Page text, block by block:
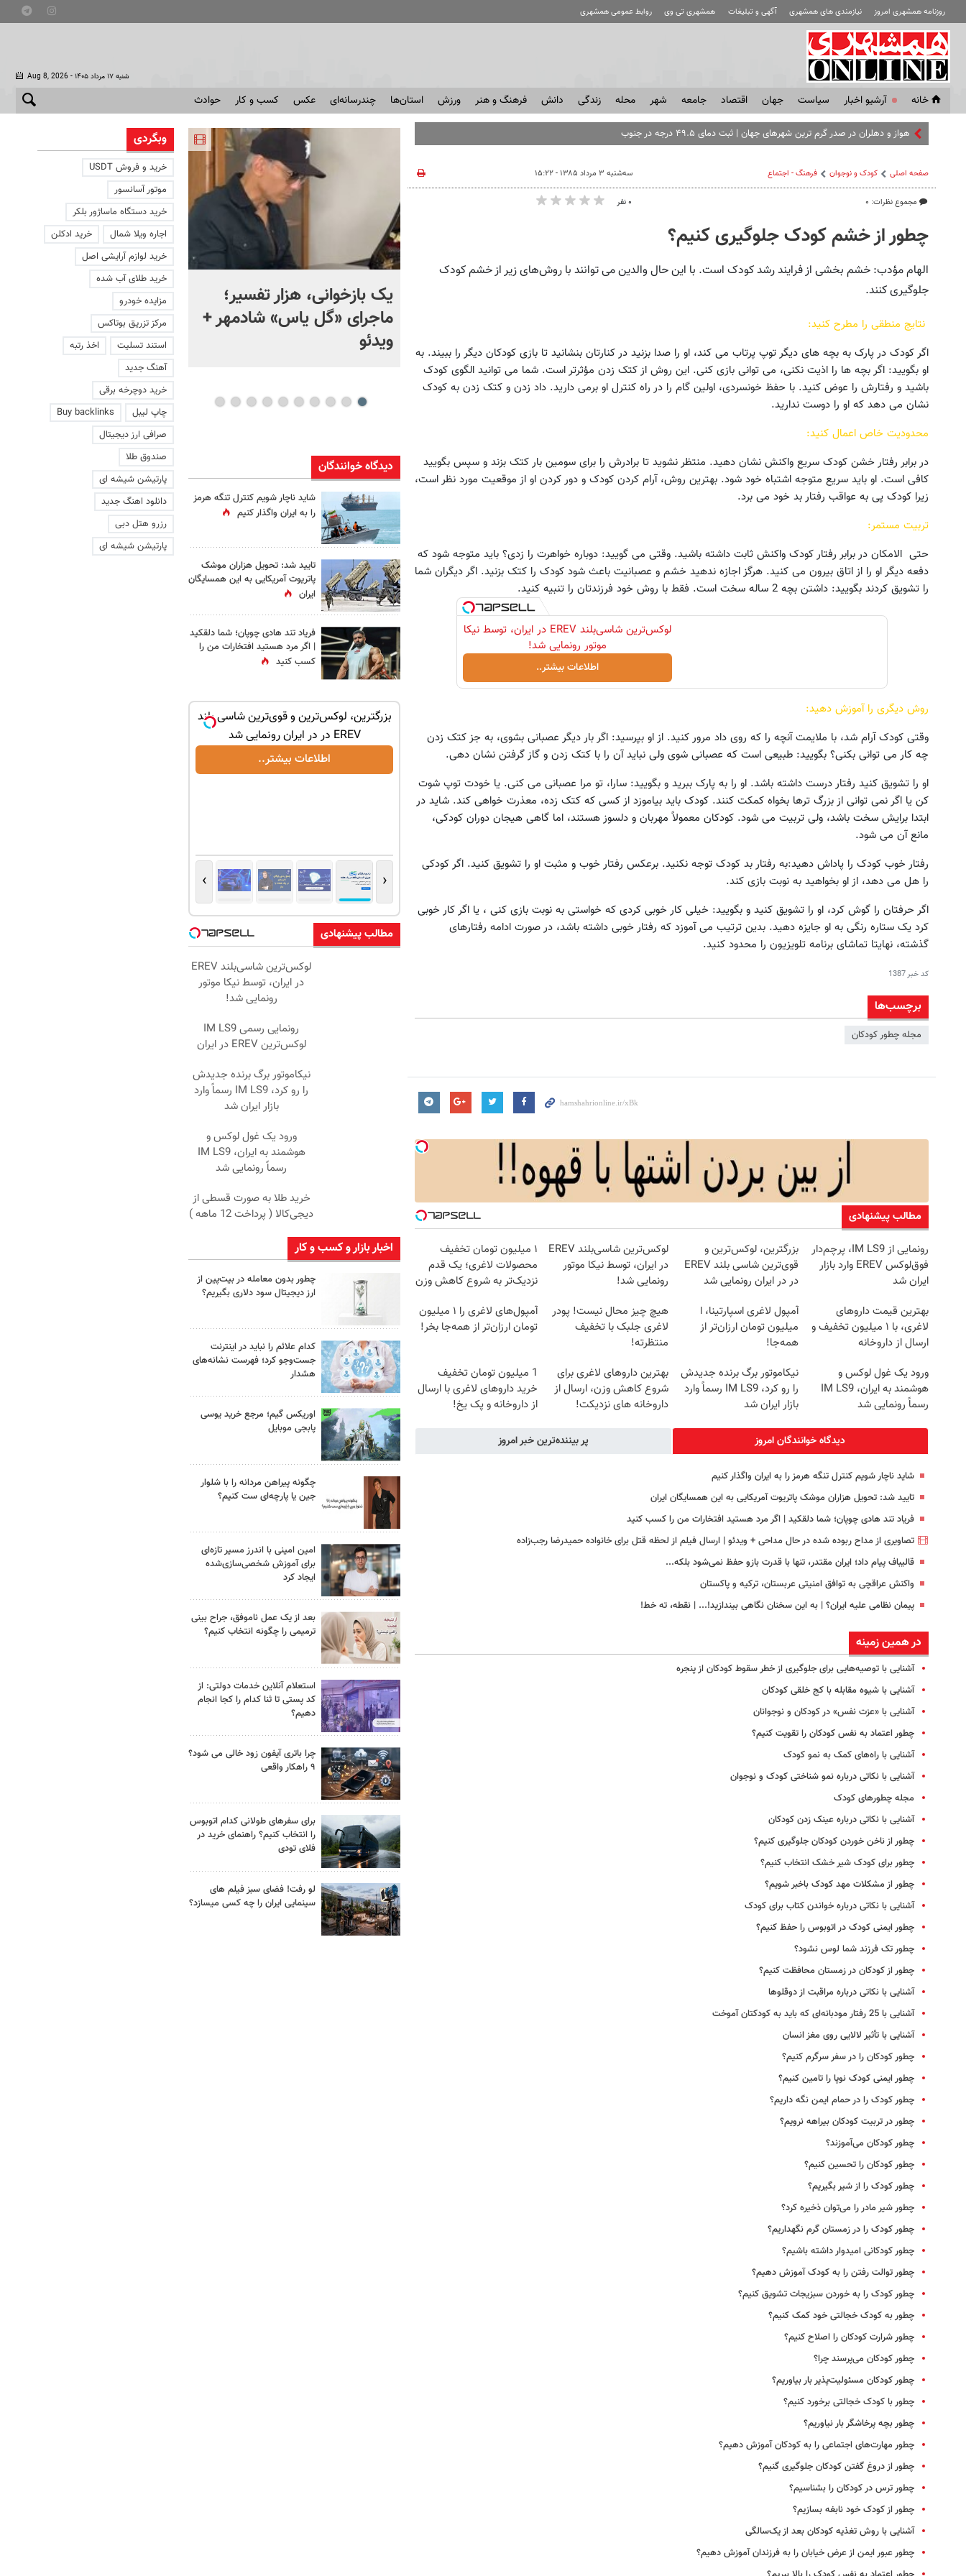
روزنامه همشهری امروز نیازمندی های همشهری آگهی و تبلیغات همشهری تی وی روابط عمومی همشهری
Aug 8, 2026 - شنبه ۱۷ مرداد ۱۴۰۵
خانه آرشیو اخبار سياست جهان اقتصاد جامعه شهر محله زندگی دانش فرهنگ و هنر ورزش استان‌ها چندرسانه‌ای عکس کسب و کار حوادث
هواز و دهلران در صدر گرم‌ ترین شهرهای جهان | ثبت دمای ۴۹.۵ درجه در جنوب
صفحه اصلی کودک و نوجوان فرهنگ - اجتماع
مجموع نظرات: ۰
سه‌شنبه ۳ مرداد ۱۳۸۵ - ۱۵:۲۲
۰ نفر
چطور از خشم کودک جلوگیری کنیم؟
الهام مؤدب: خشم بخشی از فرایند رشد کودک است. با این حال والدین می توانند با روش‌های زیر از خشم کودک
جلوگیری کنند.
نتایج منطقی را مطرح کنید:
اگر کودک در پارک به بچه های دیگر توپ پرتاب می کند، او را صدا بزنید در کنارتان بنشانید تا بازی کودکان دیگر را ببیند. به
او بگویید: اگر بچه ها را اذیت نکنی، می توانی بازی کنی. این روش از کتک زدن مؤثرتر است. شما می توانید الگوی کودک
باشید و رفتارش را عوض کنید. با حفظ خونسردی، اولین گام را در راه کنترل او برمی دارید. داد زدن و کتک زدن به کودک
نشان می دهد که او را دوست ندارید.
محدودیت خاص اعمال کنید:
در برابر رفتار خشن کودک سریع واکنش نشان دهید. منتظر نشوید تا برادرش را برای سومین بار کتک بزند و سپس بگویید
کافی است. او باید سریع متوجه اشتباه خود شود. بهترین روش، آرام کردن کودک و دور کردن او از موقعیت مورد نظر است،
زیرا کودک پی به عواقب رفتار بد خود می برد.
تربیت مستمر:
حتی الامکان در برابر رفتار کودک واکنش ثابت داشته باشید. وقتی می گویید: دوباره خواهرت را زدی؟ باید متوجه شود که
دفعه دیگر او را از اتاق بیرون می کنید. هرگز اجازه ندهید خشم و عصبانیت باعث شود کودک را کتک بزنید. اگر دیگران شما
را تشویق کردند بگویید: داشتن بچه 2 ساله سخت است. فقط با روش خود فرزندتان را تنبیه کنید.
لوکس‌ترین شاسی‌بلند EREV در ایران، توسط نیکا
موتور رونمایی شد!
اطلاعات بیشتر..
روش دیگری را آموزش دهید:
وقتی کودک آرام شد، با ملایمت آنچه را که روی داد مرور کنید. از او بپرسید: اگر بار دیگر عصبانی بشوی، به جز کتک زدن
چه کار می توانی بکنی؟ بگویید: طبیعی است که عصبانی شوی ولی نباید آن را با کتک زدن و گاز گرفتن نشان دهی.
او را تشویق کنید رفتار درست داشته باشد. او را به پارک ببرید و بگویید: سارا، تو مرا عصبانی می کنی. یا خودت توپ شوت
کن یا اگر نمی توانی از بزرگ ترها بخواه کمکت کنند. کودک باید بیاموزد از کسی که کتک زده، معذرت خواهی کند. شاید در
ابتدا برایش سخت باشد، ولی تربیت می شود. کودکان معمولاً مهربان و دلسوز هستند، اما گاهی هیجان دوران کودکی،
مانع آن می شود.
رفتار خوب کودک را پاداش دهید:به رفتار بد کودک توجه نکنید. برعکس رفتار خوب و مثبت او را تشویق کنید. اگر کودکی
را هل می دهد، از او بخواهید به نوبت بازی کند.
اگر حرفتان را گوش کرد، او را تشویق کنید و بگویید: خیلی کار خوبی کردی که خواستی به نوبت بازی کنی ، یا اگر کار خوبی
کرد یک ستاره رنگی به او جایزه دهید. بدین ترتیب می آموزد که رفتار خوبی داشته باشد، در صورت ادامه رفتارهای
گذشته، نهایتا تماشای برنامه تلویزیون را محدود کنید.
کد خبر1387
برچسب‌ها
مجله چطور کودکان
مطالب پیشنهادی
رونمایی از IM LS9، پرچم‌دار
فوق‌لوکس EREV وارد بازار
ایران شد
بزرگترین، لوکس‌ترین و
قوی‌ترین شاسی بلند EREV
در در ایران رونمایی شد
لوکس‌ترین شاسی‌بلند EREV
در ایران، توسط نیکا موتور
رونمایی شد!
۱ میلیون تومان تخفیف
محصولات لاغری؛ یک قدم
نزدیک‌تر به شروع کاهش وزن
بهترین قیمت داروهای
لاغری، با ۱ میلیون تخفیف و
ارسال از داروخانه‌
آمپول لاغری اسپارتینا، ا
میلیون تومان ارزان‌تر از
همه‌جا!
هیچ چیز محال نیست! پودر
لاغری جلبک با تخفیف
منتظرته!
آمپول‌های لاغری را ۱ میلیون
تومان ارزان‌تر از همه‌جا بخر!
ورود یک غول لوکس و
هوشمند به ایران، IM LS9
رسماً رونمایی شد
نیکاموتور برگ برنده جدیدش
را رو کرد، IM LS9 رسماً وارد
بازار ایران شد
بهترین داروهای لاغری برای
شروع کاهش وزن، ارسال از
داروخانه های نزدیکت!
1 میلیون تومان تخفیف
خرید داروهای لاغری با ارسال
از داروخانه و پک یخ!
دیدگاه خوانندگان امروز پر بیننده‌ترین خبر امروز
شاید ناچار شویم کنترل تنگه هرمز را به ایران واگذار کنیم
تایید شد: تحویل هزاران موشک پاتریوت آمریکایی به این همسایگان ایران
فریاد تند هادی چوپان؛‌ شما دلقکید | اگر مرد هستید افتخارات من را کسب کنید
تصاویری از مداح ربوده شده در حال مداحی + ویدئو | ارسال فیلم از لحظه قتل برای خانواده‌ حمیدرضا رجب‌زاده
قالیباف پیام داد؛ ایران مقتدر، تنها با قدرت بازو حفظ نمی‌شود بلکه...
واکنش عراقچی به توافق امنیتی عربستان، ترکیه و پاکستان
پیمان نظامی علیه ایران؟ | به این سخنان نگاهی بیندازید!‌... | نقطه، ته خط!
در همین زمینه
آشنایی با توصیه‌هایی برای جلوگیری از خطر سقوط کودکان از پنجره
آشنایی با شیوه مقابله با کج خلقی کودکان
آشنایی با «عزت نفس» در کودکان و نوجوانان
چطور اعتماد به نفس کودکان را تقویت کنیم؟
آشنایی با راه‌های کمک به نمو کودک
آشنایی با نکاتی درباره نمو شناختی کودک و نوجوان
مجله چطورهای کودک
آشنایی با نکاتی درباره عینک زدن کودکان
چطور از ناخن خوردن کودکان جلوگیری کنیم؟
چطور برای کودک شیر خشک انتخاب کنیم؟
چطور از مشکلات مهد کودک باخبر شویم؟
آشنایی با نکاتی درباره خواندن کتاب برای کودک
چطور ایمنی کودک در اتوبوس را حفظ کنیم؟
چطور تک فرزند شما لوس نشود؟
چطور از کودکان در زمستان محافظت کنیم؟
آشنایی با نکاتی درباره مراقبت از دوقلوها
آشنایی با 25 رفتار مودبانه‌ای که باید به کودکتان آموخت
آشنایی با تأثیر لالایی روی مغز انسان
چطور کودکان را در سفر سرگرم کنیم؟
چطور ایمنی کودک نوپا را تامین کنیم؟
چطور کودک را در حمام ایمن نگه داریم؟
چطور در تربیت کودکان بیراهه نرویم؟
چطور کودکان می‌آموزند؟
چطور کودکان را تحسین کنیم؟
چطور کودک را از شیر بگیریم؟
چطور شیر مادر را می‌توان ذخیره کرد؟
چطور کودک را در زمستان گرم نگهداریم؟
چطور کودکانی امیدوار داشته باشیم؟
چطور توالت رفتن را به کودک آموزش دهیم؟
چطور کودک را به خوردن سبزیجات تشویق کنیم؟
چطور به کودک خجالتی خود کمک کنیم؟
چطور شرارت کودکان را اصلاح کنیم؟
چطور کودکان می‌پرسند چرا؟
چطور کودکان مسئولیت‌پذیر بار بیاوریم؟
چطور با کودک خجالتی برخورد کنیم؟
چطور بچه پرخاشگر بار نیاوریم؟
چطور مهارت‌های اجتماعی را به کودکان آموزش دهیم؟
چطور از دروغ گفتن کودکان جلوگیری گنیم؟
چطور ترس در کودکان را بشناسیم؟
چطور از کودک خود نابغه بسازیم؟
آشنایی با روش تغذیه کودکان بعد از یک‌سالگی
چطور عبور ایمن از عرض خیابان را به فرزندان آموزش دهیم؟
بالستیک ایران، چالش
راهبردی آمریکا شد
یک بازخوانی، هزار تفسیر؛
ماجرای «گل یاس» شادمهر +
ویدئو
ماجرای کنار گذاشتن سلاح
حماس چیست؟ + ویدئو
دیدگاه خوانندگان
شاید ناچار شویم کنترل تنگه هرمز
را به ایران واگذار کنیم
تایید شد: تحویل هزاران موشک
پاتریوت آمریکایی به این همسایگان
ایران
فریاد تند هادی چوپان؛‌ شما دلقکید
| اگر مرد هستید افتخارات من را
کسب کنید
دریافت پکیج
دریافت پکیج
الان دوره جت ماز رو شروع ک
دریافت پکیج
بزرگترین، لوکس‌ترین و قوی‌ترین شاسی بلند
EREV در در ایران رونمایی شد
اطلاعات بیشتر..
‹
›
مطالب پیشنهادی
لوکس‌ترین شاسی‌بلند EREV
در ایران، توسط نیکا موتور
رونمایی شد!
رونمایی رسمی IM LS9
لوکس‌ترین EREV در ایران
نیکاموتور برگ برنده جدیدش
را رو کرد، IM LS9 رسماً وارد
بازار ایران شد
ورود یک غول لوکس و
هوشمند به ایران، IM LS9
رسماً رونمایی شد
خرید طلا به صورت قسطی از
دیجی‌کالا ( پرداخت 12 ماهه )
اخبار بازار و کسب و کار
چطور بدون معامله در بیت‌پین از
ارز دیجیتال سود دلاری بگیریم؟
کدام علائم را نباید در اینترنت
جست‌وجو کرد؛ فهرست نشانه‌های
هشدار
اوریکس گیم؛ مرجع خرید یوسی
پابجی موبایل
چگونه پیراهن مردانه را با شلوار
جین یا پارچه‌ای ست کنیم؟
امین امینی با اندرز مسیر تازه‌ای
برای آموزش شخصی‌سازی‌شده
ایجاد کرد
بعد از یک عمل ناموفق، جراح بینی
ترمیمی را چگونه انتخاب کنیم؟
استعلام آنلاین خدمات دولتی: از
کد پستی تا ثنا کدام را کجا انجام
دهیم؟
چرا باتری آیفون زود خالی می شود؟
۹ راهکار واقعی
برای سفرهای طولانی کدام اتوبوس
را انتخاب کنیم؟ راهنمای خرید در
فلای تودی
لو رفت! فضای سبز فیلم های
سینمایی ایران را چه کسی میسازد؟
وبگردی
خرید و فروش USDT
موتور آسانسور
خرید دستگاه ماساژور بلکر
اجاره ویلا شمال
خرید ادکلن
خرید لوازم آرایشی اصل
خرید طلای آب شده
مزایده خودرو
مرکز تزریق بوتاکس
استند تسلیت
اخذ رتبه
آهنگ جدید
خرید دوچرخه برقی
چاپ لیبل
Buy backlinks
صرافی ارز دیجیتال
صندوق طلا
پارتیشن شیشه ای
دانلود اهنگ جدید
رزرو هتل دبی
پارتیشن شیشه ای